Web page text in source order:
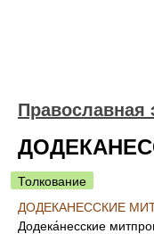
Православная
Толкование
ДОДЕКАНЕССКИЕ
Додека́несские